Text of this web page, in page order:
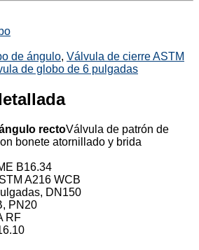
de ángulo, Válvula de cierre ASTM
de globo de 6 pulgadas
rectoVálvula de patrón de
bonete atornillado y brida
B16.34
A216 WCB
DN150
PN20
RF